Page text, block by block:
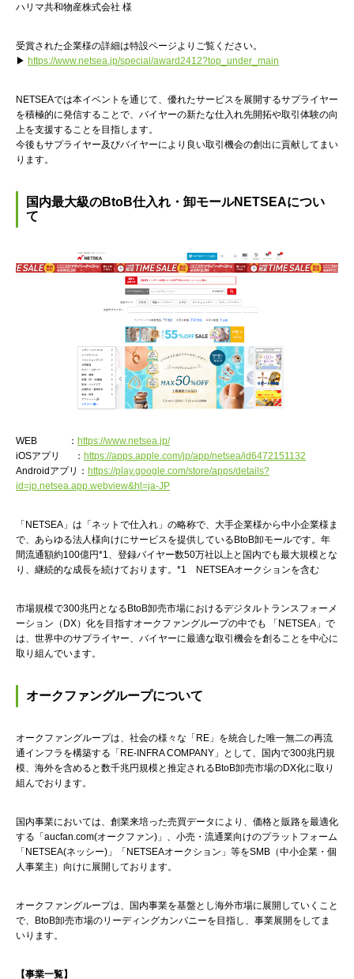
ハリマ共和物産株式会社 様
受賞された企業様の詳細は特設ページよりご覧ください。
▶ https://www.netsea.jp/special/award2412?top_under_main
NETSEAでは本イベントを通じて、優れたサービスを展開するサプライヤー
を積極的に発信することで、バイヤーの新たな仕入れ先開拓や取引体験の向
上を支援することを目指します。
今後もサプライヤー及びバイヤーにより良い取引機会の創出に貢献してまい
ります。
国内最大級のBtoB仕入れ・卸モールNETSEAについ
て
WEB ： https://www.netsea.jp/
iOSアプリ ： https://apps.apple.com/jp/app/netsea/id6472151132
Androidアプリ： https://play.google.com/store/apps/details?
id=jp.netsea.app.webview&hl=ja-JP
「NETSEA」は「ネットで仕入れ」の略称で、大手企業様から中小企業様ま
で、あらゆる法人様向けにサービスを提供しているBtoB卸モールです。年
間流通額約100億円*1、登録バイヤー数50万社以上と国内でも最大規模とな
り、継続的な成長を続けております。*1 NETSEAオークションを含む
市場規模で300兆円となるBtoB卸売市場におけるデジタルトランスフォーメ
ーション（DX）化を目指すオークファングループの中でも 「NETSEA」で
は、世界中のサプライヤー、バイヤーに最適な取引機会を創ることを中心に
取り組んでいます。
オークファングループについて
オークファングループは、社会の様々な「RE」を統合した唯一無二の再流
通インフラを構築する「RE-INFRA COMPANY」として、国内で300兆円規
模、海外を含めると数千兆円規模と推定されるBtoB卸売市場のDX化に取り
組んでおります。
国内事業においては、創業来培った売買データにより、価格と販路を最適化
する「aucfan.com(オークファン)」、小売・流通業向けのプラットフォーム
「NETSEA(ネッシー)」「NETSEAオークション」等をSMB（中小企業・個
人事業主）向けに展開しております。
オークファングループは、国内事業を基盤とし海外市場に展開していくこと
で、BtoB卸売市場のリーディングカンパニーを目指し、事業展開をしてま
いります。
【事業一覧】